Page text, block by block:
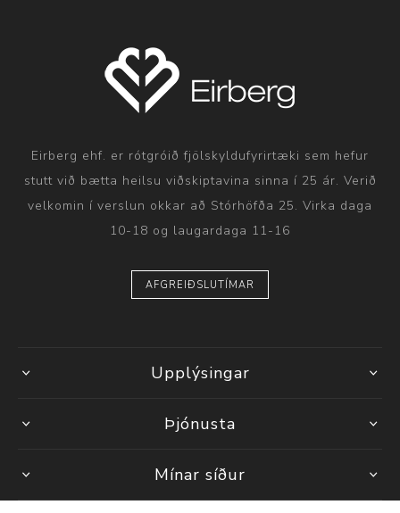
Eirberg ehf. er rótgróið fjölskyldufyrirtæki sem hefur
stutt við bætta heilsu viðskiptavina sinna í 25 ár. Verið
velkomin í verslun okkar að Stórhöfða 25. Virka daga
10-18 og laugardaga 11-16
AFGREIÐSLUTÍMAR
Upplýsingar
Þjónusta
Mínar síður